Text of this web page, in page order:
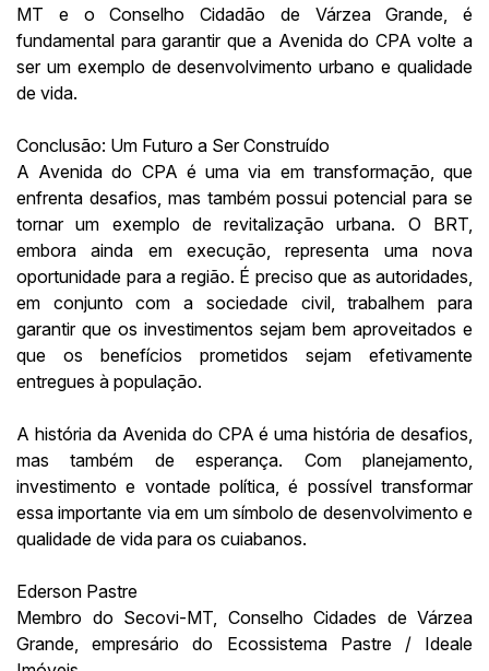
MT e o Conselho Cidadão de Várzea Grande, é
fundamental para garantir que a Avenida do CPA volte a
ser um exemplo de desenvolvimento urbano e qualidade
de vida.
Conclusão: Um Futuro a Ser Construído
A Avenida do CPA é uma via em transformação, que
enfrenta desafios, mas também possui potencial para se
tornar um exemplo de revitalização urbana. O BRT,
embora ainda em execução, representa uma nova
oportunidade para a região. É preciso que as autoridades,
em conjunto com a sociedade civil, trabalhem para
garantir que os investimentos sejam bem aproveitados e
que os benefícios prometidos sejam efetivamente
entregues à população.
A história da Avenida do CPA é uma história de desafios,
mas também de esperança. Com planejamento,
investimento e vontade política, é possível transformar
essa importante via em um símbolo de desenvolvimento e
qualidade de vida para os cuiabanos.
Ederson Pastre
Membro do Secovi-MT, Conselho Cidades de Várzea
Grande, empresário do Ecossistema Pastre / Ideale